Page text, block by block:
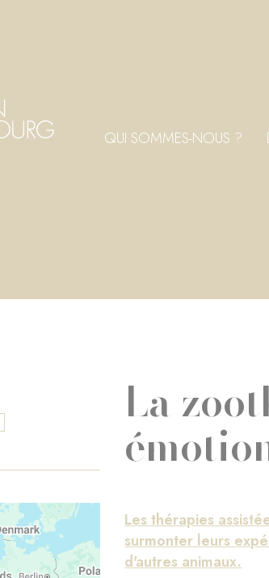
QUI SOMMES-NOUS ?
La
Les thérapies
surmonter leurs
d'autres animaux.